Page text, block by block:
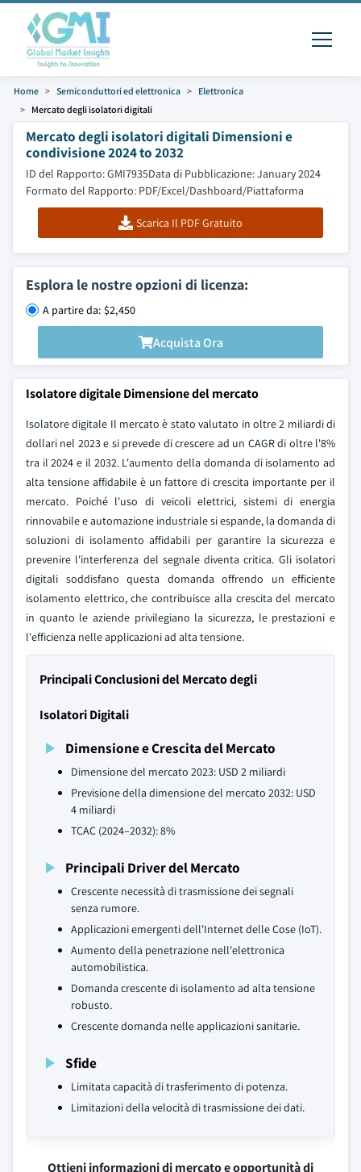
Home Semiconduttori ed elettronica
Elettronica
Mercato degli isolatori digitali
Mercato degli isolatori digitali Dimensioni e
condivisione 2024 to 2032
ID del Rapporto: GMI7935Data di Pubblicazione: January 2024
Formato del Rapporto: PDF/Excel/Dashboard/Piattaforma
Scarica Il PDF Gratuito
Esplora le nostre opzioni di licenza:
A partire da: $2,450
Acquista Ora
Isolatore digitale Dimensione del mercato
Isolatore digitale Il mercato è stato valutato in oltre 2 miliardi di
dollari nel 2023 e si prevede di crescere ad un CAGR di oltre l'8%
tra il 2024 e il 2032. L'aumento della domanda di isolamento ad
alta tensione affidabile è un fattore di crescita importante per il
mercato. Poiché l'uso di veicoli elettrici, sistemi di energia
rinnovabile e automazione industriale si espande, la domanda di
soluzioni di isolamento affidabili per garantire la sicurezza e
prevenire l'interferenza del segnale diventa critica. Gli isolatori
digitali soddisfano questa domanda offrendo un efficiente
isolamento elettrico, che contribuisce alla crescita del mercato
in quanto le aziende privilegiano la sicurezza, le prestazioni e
l'efficienza nelle applicazioni ad alta tensione.
Principali Conclusioni del Mercato degli
Isolatori Digitali
Dimensione e Crescita del Mercato
Dimensione del mercato 2023: USD 2 miliardi
Previsione della dimensione del mercato 2032: USD
4 miliardi
TCAC (2024–2032): 8%
Principali Driver del Mercato
Crescente necessità di trasmissione dei segnali
senza rumore.
Applicazioni emergenti dell'Internet delle Cose (IoT).
Aumento della penetrazione nell'elettronica
automobilistica.
Domanda crescente di isolamento ad alta tensione
robusto.
Crescente domanda nelle applicazioni sanitarie.
Sfide
Limitata capacità di trasferimento di potenza.
Limitazioni della velocità di trasmissione dei dati.
Ottieni informazioni di mercato e opportunità di